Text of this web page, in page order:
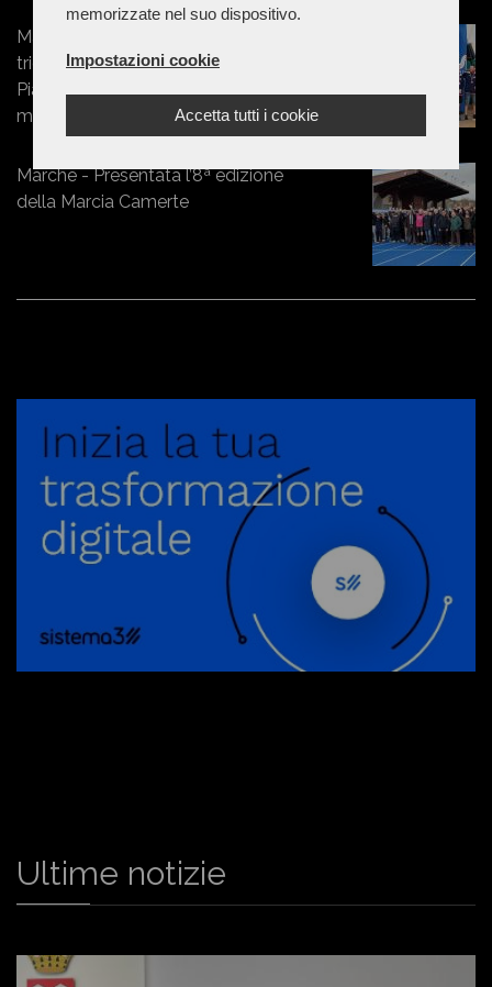
memorizzate nel suo dispositivo.
Impostazioni cookie
Accetta tutti i cookie
Marche - Campionati Nazionali CSI,
trionfo marchigiano: Belardinelli e
Piatanesi campioni italiani nel doppio
maschile
Marche - Presentata l’8ª edizione
della Marcia Camerte
Ultime notizie